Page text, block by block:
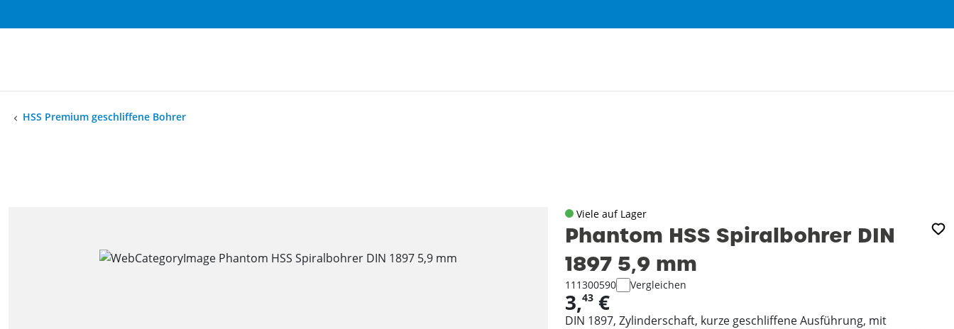
HSS Premium geschliffene Bohrer
Viele auf Lager
Phantom HSS Spiralbohrer DIN
1897 5‚9 mm
111300590 Vergleichen
3,43 €
DIN 1897, Zylinderschaft, kurze geschliffene Ausführung, mit